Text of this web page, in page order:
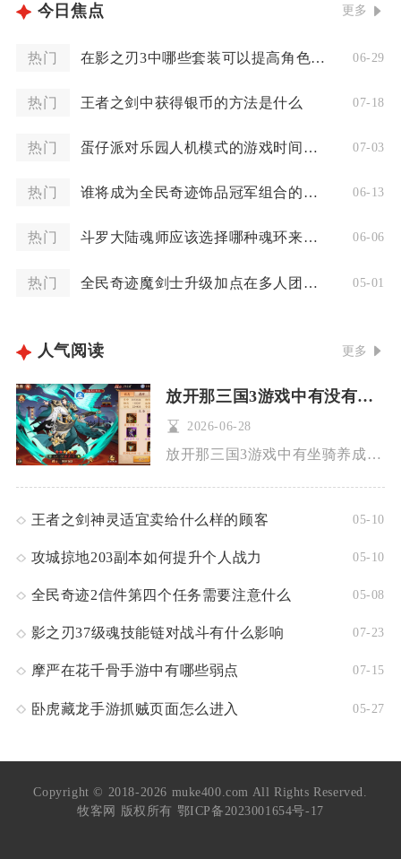
今日焦点 更多
热门 在影之刃3中哪些套装可以提高角色战力 06-29
热门 王者之剑中获得银币的方法是什么 07-18
热门 蛋仔派对乐园人机模式的游戏时间是多久 07-03
热门 谁将成为全民奇迹饰品冠军组合的领军人物 06-13
热门 斗罗大陆魂师应该选择哪种魂环来增强实力 06-06
热门 全民奇迹魔剑士升级加点在多人团队中有何影响 05-01
人气阅读 更多
放开那三国3游戏中有没有坐骑的养成玩法
2026-06-28
放开那三国3游戏中有坐骑养成玩法，该系统不仅能提升外观表现力...
王者之剑神灵适宜卖给什么样的顾客 05-10
攻城掠地203副本如何提升个人战力 05-10
全民奇迹2信件第四个任务需要注意什么 05-08
影之刃37级魂技能链对战斗有什么影响 07-23
摩严在花千骨手游中有哪些弱点 07-15
卧虎藏龙手游抓贼页面怎么进入 05-27
Copyright © 2018-2026 muke400.com All Rights Reserved.
牧客网 版权所有 鄂ICP备2023001654号-17